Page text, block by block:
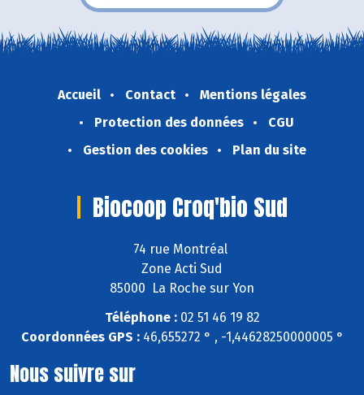
Accueil Contact
Mentions légales
Protection des données
CGU
Gestion des cookies
Plan du site
Biocoop Croq'bio Sud
74 rue Montréal
Zone Acti Sud
85000 La Roche sur Yon
Téléphone :02 51 46 19 82
Coordonnées GPS :46,655272 ° , -1,44628250000005 °
Nous suivre sur